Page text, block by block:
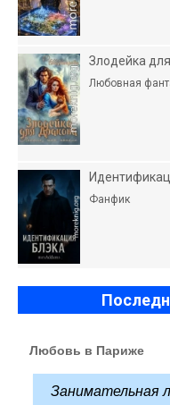
Злодейка
Любовная
Фанфик
Любовь в Париже
Занимательная